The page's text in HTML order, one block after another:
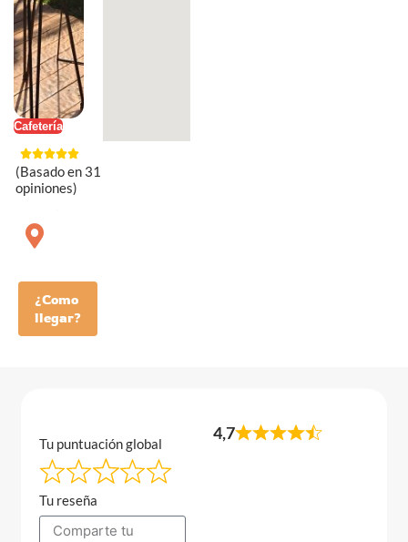
Cafetería
(Basado en 31
opiniones)
¿Como
llegar?
Tu puntuación global
Tu reseña
4,7